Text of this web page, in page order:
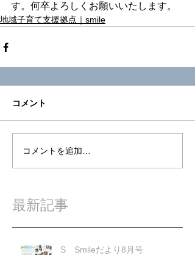
す。何卒よろしくお願いいたします。
地域子育て支援拠点｜smile
コメント
コメントを追加…
最新記事
S Smileだより8月号